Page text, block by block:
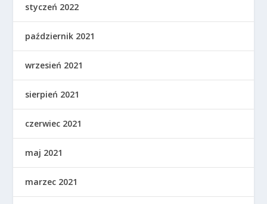
styczeń 2022
październik 2021
wrzesień 2021
sierpień 2021
czerwiec 2021
maj 2021
marzec 2021